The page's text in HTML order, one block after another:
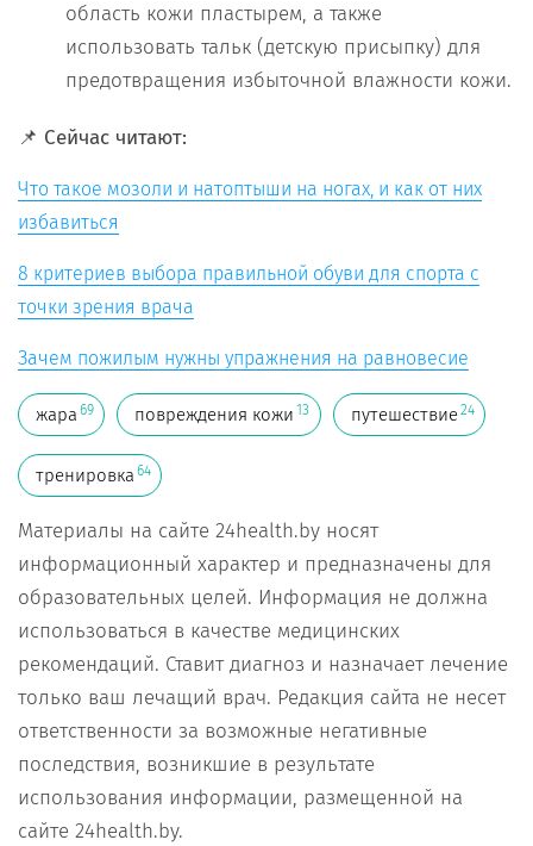
область кожи пластырем, а также
использовать тальк (детскую присыпку) для
предотвращения избыточной влажности кожи.
📌 Сейчас читают:
Что такое мозоли и натоптыши на ногах, и как от них
избавиться
8 критериев выбора правильной обуви для спорта с
точки зрения врача
Зачем пожилым нужны упражнения на равновесие
жара 69 повреждения кожи 13 путешествие24
тренировка 64
Материалы на сайте 24health.by носят
информационный характер и предназначены для
образовательных целей. Информация не должна
использоваться в качестве медицинских
рекомендаций. Ставит диагноз и назначает лечение
только ваш лечащий врач. Редакция сайта не несет
ответственности за возможные негативные
последствия, возникшие в результате
использования информации, размещенной на
сайте 24health.by.